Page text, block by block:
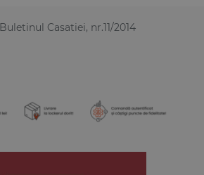
Buletinul Casatiei, nr.11/2014